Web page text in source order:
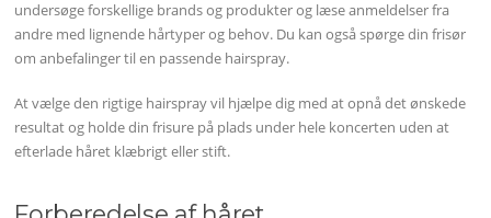
undersøge forskellige brands og produkter og læse anmeldelser fra
andre med lignende hårtyper og behov. Du kan også spørge din frisør
om anbefalinger til en passende hairspray.
At vælge den rigtige hairspray vil hjælpe dig med at opnå det ønskede
resultat og holde din frisure på plads under hele koncerten uden at
efterlade håret klæbrigt eller stift.